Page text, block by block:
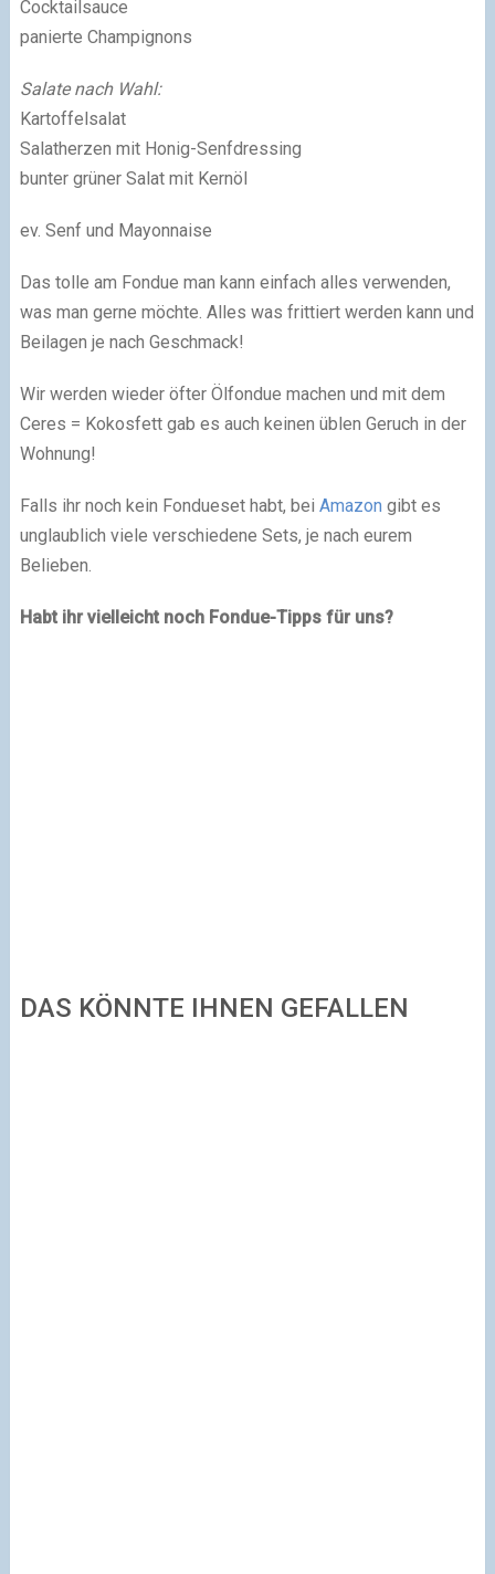
Cocktailsauce
panierte Champignons
Salate nach Wahl:
Kartoffelsalat
Salatherzen mit Honig-Senfdressing
bunter grüner Salat mit Kernöl
ev. Senf und Mayonnaise
Das tolle am Fondue man kann einfach alles verwenden,
was man gerne möchte. Alles was frittiert werden kann und
Beilagen je nach Geschmack!
Wir werden wieder öfter Ölfondue machen und mit dem
Ceres = Kokosfett gab es auch keinen üblen Geruch in der
Wohnung!
Falls ihr noch kein Fondueset habt, bei Amazon gibt es
unglaublich viele verschiedene Sets, je nach eurem
Belieben.
Habt ihr vielleicht noch Fondue-Tipps für uns?
DAS KÖNNTE IHNEN GEFALLEN